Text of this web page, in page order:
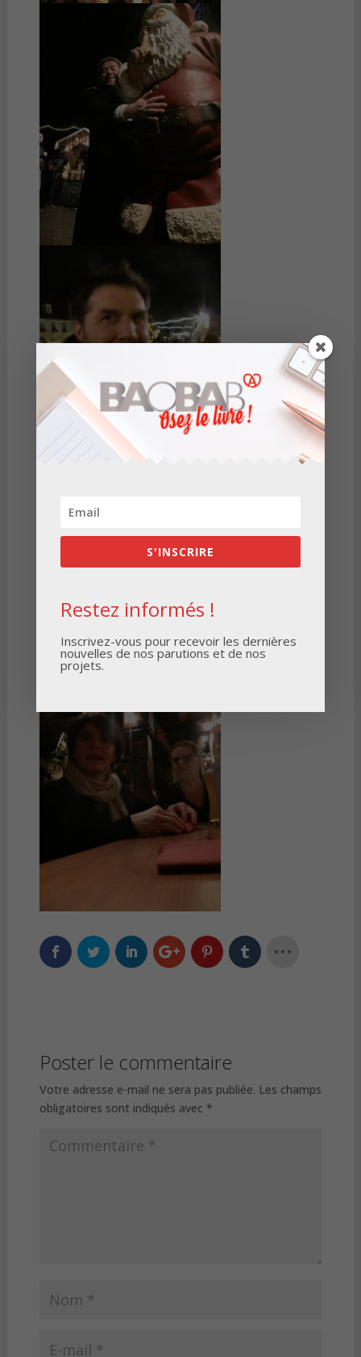
Poster le commentaire
Votre adresse e-mail ne sera pas publiée. Les champs
obligatoires sont indiqués avec *
S'INSCRIRE
Restez informés !
Inscrivez-vous pour recevoir les dernières
nouvelles de nos parutions et de nos
projets.